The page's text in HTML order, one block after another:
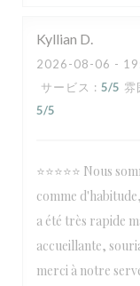
Kyllian D
2026-08-06 -
サービス : 5/5 雰
5/5
⭐⭐⭐⭐⭐ Nous
comme
a été très rapide
accueillante,
merci à notre